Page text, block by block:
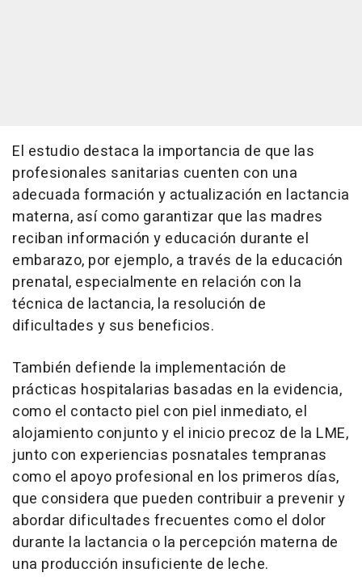
El estudio destaca la importancia de que las
profesionales sanitarias cuenten con una
adecuada formación y actualización en lactancia
materna, así como garantizar que las madres
reciban información y educación durante el
embarazo, por ejemplo, a través de la educación
prenatal, especialmente en relación con la
técnica de lactancia, la resolución de
dificultades y sus beneficios.
También defiende la implementación de
prácticas hospitalarias basadas en la evidencia,
como el contacto piel con piel inmediato, el
alojamiento conjunto y el inicio precoz de la LME,
junto con experiencias posnatales tempranas
como el apoyo profesional en los primeros días,
que considera que pueden contribuir a prevenir y
abordar dificultades frecuentes como el dolor
durante la lactancia o la percepción materna de
una producción insuficiente de leche.